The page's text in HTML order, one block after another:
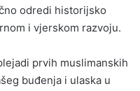
odredi historijsko
i vjerskom razvoju.
prvih muslimanskih
buđenja i ulaska u